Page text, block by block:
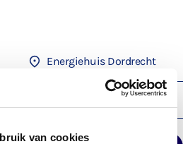
van cookies
Energiehuis Dordrecht